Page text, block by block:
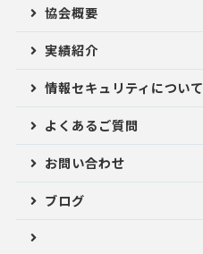
協会概要
実績紹介
情報セキュリティについて
よくあるご質問
お問い合わせ
ブログ